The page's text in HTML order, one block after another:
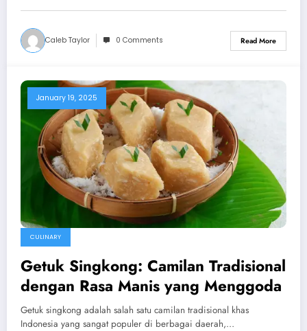
Caleb Taylor 0 Comments Read More
January 19, 2025
CULINARY
Getuk Singkong: Camilan Tradisional
dengan Rasa Manis yang Menggoda
Getuk singkong adalah salah satu camilan tradisional khas
Indonesia yang sangat populer di berbagai daerah,…